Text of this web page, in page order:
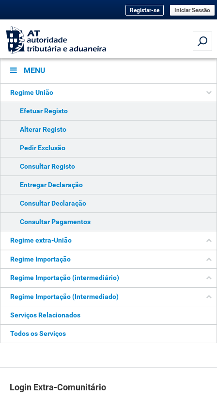
Registar-se Iniciar Sessão
MENU
Regime União
Efetuar Registo
Alterar Registo
Pedir Exclusão
Consultar Registo
Entregar Declaração
Consultar Declaração
Consultar Pagamentos
Regime extra-União
Regime Importação
Regime Importação (intermediário)
Regime Importação (Intermediado)
Serviços Relacionados
Todos os Serviços
Login Extra-Comunitário